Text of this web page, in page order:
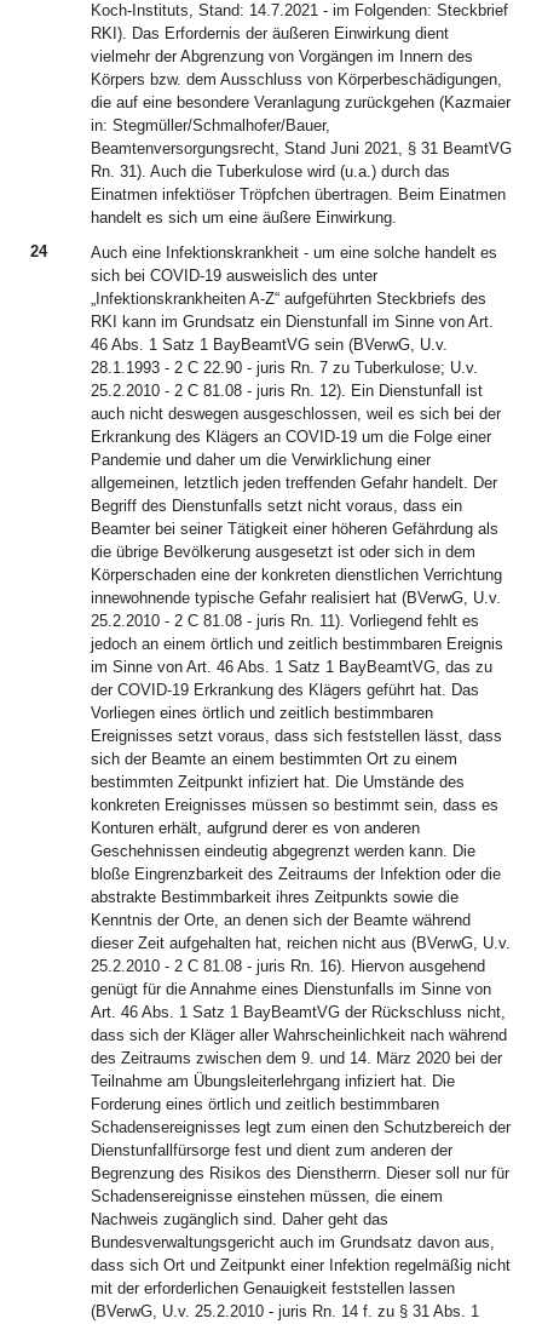
Koch-Instituts, Stand: 14.7.2021 - im Folgenden: Steckbrief
RKI). Das Erfordernis der äußeren Einwirkung dient
vielmehr der Abgrenzung von Vorgängen im Innern des
Körpers bzw. dem Ausschluss von Körperbeschädigungen,
die auf eine besondere Veranlagung zurückgehen (Kazmaier
in: Stegmüller/Schmalhofer/Bauer,
Beamtenversorgungsrecht, Stand Juni 2021, § 31 BeamtVG
Rn. 31). Auch die Tuberkulose wird (u.a.) durch das
Einatmen infektiöser Tröpfchen übertragen. Beim Einatmen
handelt es sich um eine äußere Einwirkung.
24
Auch eine Infektionskrankheit - um eine solche handelt es
sich bei COVID-19 ausweislich des unter
„Infektionskrankheiten A-Z“ aufgeführten Steckbriefs des
RKI kann im Grundsatz ein Dienstunfall im Sinne von Art.
46 Abs. 1 Satz 1 BayBeamtVG sein (BVerwG, U.v.
28.1.1993 - 2 C 22.90 - juris Rn. 7 zu Tuberkulose; U.v.
25.2.2010 - 2 C 81.08 - juris Rn. 12). Ein Dienstunfall ist
auch nicht deswegen ausgeschlossen, weil es sich bei der
Erkrankung des Klägers an COVID-19 um die Folge einer
Pandemie und daher um die Verwirklichung einer
allgemeinen, letztlich jeden treffenden Gefahr handelt. Der
Begriff des Dienstunfalls setzt nicht voraus, dass ein
Beamter bei seiner Tätigkeit einer höheren Gefährdung als
die übrige Bevölkerung ausgesetzt ist oder sich in dem
Körperschaden eine der konkreten dienstlichen Verrichtung
innewohnende typische Gefahr realisiert hat (BVerwG, U.v.
25.2.2010 - 2 C 81.08 - juris Rn. 11). Vorliegend fehlt es
jedoch an einem örtlich und zeitlich bestimmbaren Ereignis
im Sinne von Art. 46 Abs. 1 Satz 1 BayBeamtVG, das zu
der COVID-19 Erkrankung des Klägers geführt hat. Das
Vorliegen eines örtlich und zeitlich bestimmbaren
Ereignisses setzt voraus, dass sich feststellen lässt, dass
sich der Beamte an einem bestimmten Ort zu einem
bestimmten Zeitpunkt infiziert hat. Die Umstände des
konkreten Ereignisses müssen so bestimmt sein, dass es
Konturen erhält, aufgrund derer es von anderen
Geschehnissen eindeutig abgegrenzt werden kann. Die
bloße Eingrenzbarkeit des Zeitraums der Infektion oder die
abstrakte Bestimmbarkeit ihres Zeitpunkts sowie die
Kenntnis der Orte, an denen sich der Beamte während
dieser Zeit aufgehalten hat, reichen nicht aus (BVerwG, U.v.
25.2.2010 - 2 C 81.08 - juris Rn. 16). Hiervon ausgehend
genügt für die Annahme eines Dienstunfalls im Sinne von
Art. 46 Abs. 1 Satz 1 BayBeamtVG der Rückschluss nicht,
dass sich der Kläger aller Wahrscheinlichkeit nach während
des Zeitraums zwischen dem 9. und 14. März 2020 bei der
Teilnahme am Übungsleiterlehrgang infiziert hat. Die
Forderung eines örtlich und zeitlich bestimmbaren
Schadensereignisses legt zum einen den Schutzbereich der
Dienstunfallfürsorge fest und dient zum anderen der
Begrenzung des Risikos des Dienstherrn. Dieser soll nur für
Schadensereignisse einstehen müssen, die einem
Nachweis zugänglich sind. Daher geht das
Bundesverwaltungsgericht auch im Grundsatz davon aus,
dass sich Ort und Zeitpunkt einer Infektion regelmäßig nicht
mit der erforderlichen Genauigkeit feststellen lassen
(BVerwG, U.v. 25.2.2010 - juris Rn. 14 f. zu § 31 Abs. 1